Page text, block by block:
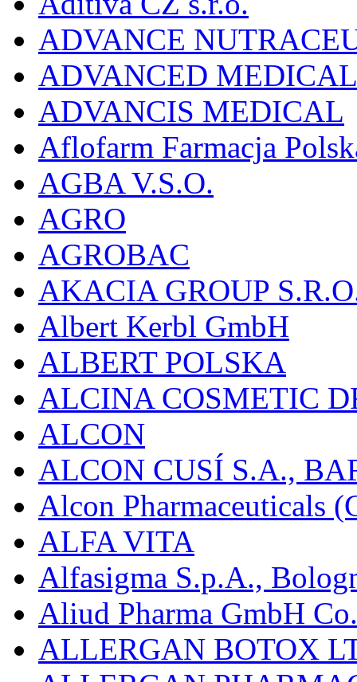
ADVANCE
ADVANCED
ADVANCIS MEDICAL
Aflofarm Farmacja
AGBA V.S.O.
AGRO
AGROBAC
AKACIA GROUP
Albert Kerbl GmbH
ALBERT POLSKA
ALCINA COSMETIC
ALCON
ALCON CUSÍ S.A.,
Alcon Pharmaceuticals
ALFA VITA
Alfasigma S.p.A.,
Aliud Pharma GmbH
ALLERGAN BOTOX